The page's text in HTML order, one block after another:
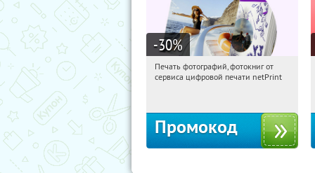
-30%
12:54:18 Получили:
Печать фотографий, фотокниг от
сервиса цифровой печати netPrint
Промокод